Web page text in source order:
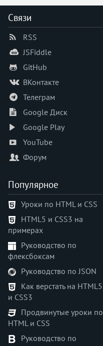
Связи
RSS
JSFiddle
GitHub
ВКонтакте
Телеграм
Google Диск
Google Play
YouTube
Форум
Популярное
Уроки по HTML и CSS
HTML5 и CSS3 на
примерах
Руководство по
флексбоксам
Руководство по JSON
Как верстать на HTML5
и CSS3
Продвинутые уроки по
HTML и CSS
Руководство по